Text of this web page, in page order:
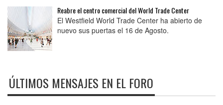
Reabre el centro comercial del World Trade Center
El Westfield World Trade Center ha abierto de
nuevo sus puertas el 16 de Agosto.
ÚLTIMOS MENSAJES EN EL FORO